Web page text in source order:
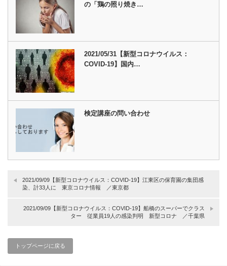
の「鶏の照り焼き…
2021/05/31【新型コロナウイルス：
COVID-19】国内…
検定講座の問い合わせ
2021/09/09【新型コロナウイルス：COVID-19】江東区の保育園の集団感
染、計33人に 東京コロナ情報 ／東京都
2021/09/09【新型コロナウイルス：COVID-19】船橋のスーパーでクラス
ター 従業員19人の感染判明 新型コロナ ／千葉県
トップページに戻る